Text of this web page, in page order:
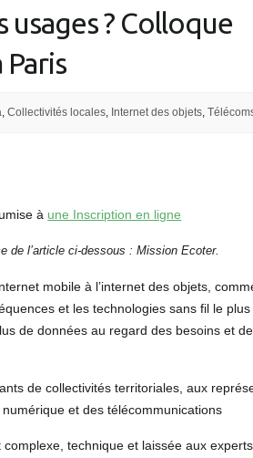
usages ? Colloque
Collectivités locales, Internet des objets,
à une Inscription en ligne
de l’article ci-dessous : Mission Ecoter.
mobile à l’internet des objets,
et les technologies sans fil le plus
de données au regard des besoins et
de collectivités territoriales, aux
et des télécommunications
technique et laissée aux